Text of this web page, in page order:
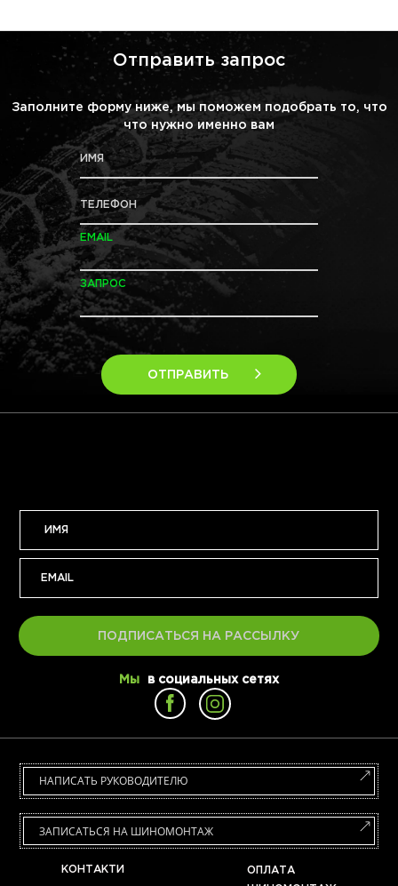
Отправить запрос
Заполните форму ниже, мы поможем подобрать то, что
что нужно именно вам
ИМЯ
ТЕЛЕФОН
EMAIL
ЗАПРОС
ОТПРАВИТЬ
ПОДПИСАТЬСЯ НА РАССЫЛКУ
Мы в социальных сетях
НАПИСАТЬ РУКОВОДИТЕЛЮ
ЗАПИСАТЬСЯ НА ШИНОМОНТАЖ
КОНТАКТИ
ОПЛАТА